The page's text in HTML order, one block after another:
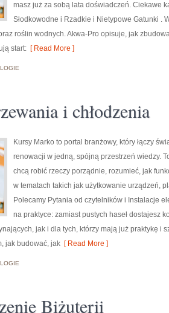
masz już za sobą lata doświadczeń. Ciekawe
Słodkowodne i Rzadkie i Nietypowe Gatunki .
roślin wodnych. Akwa-Pro opisuje, jak
start: [ Read More ]
i chłodzenia
Kursy Marko to portal branżowy, który łączy
renowacji w jedną, spójną przestrzeń wiedzy.
chcą robić rzeczy porządnie, rozumieć, jak
w tematach takich jak użytkowanie urządzeń,
Polecamy Pytania od czytelników i Instalacje
na praktyce: zamiast pustych haseł dostajesz
jak i dla tych, którzy mają już praktykę i
jak budować, jak [ Read More ]
Biżuterii